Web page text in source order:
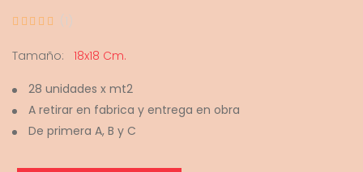
(1)
Tamaño: 18x18 Cm.
28 unidades x mt2
A retirar en fabrica y entrega en obra
De primera A, B y C